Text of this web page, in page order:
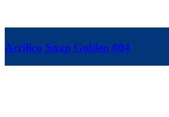
Acrílico Snap Golden 004